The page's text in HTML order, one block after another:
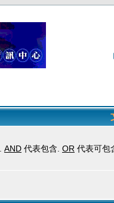
AND 代表包含. OR 代表可包